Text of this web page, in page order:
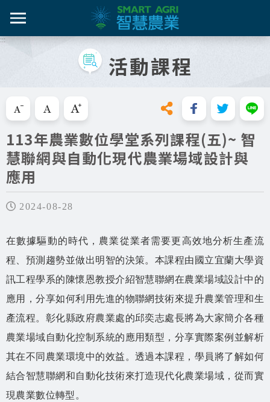
:::
活動課程
113年農業數位學堂系列課程(五)~ 智
慧聯網與自動化現代農業場域設計與
應用
2024-08-28
在數據驅動的時代，農業從業者需要更高效地分析生產流
程、預測趨勢並做出明智的決策。本課程由國立宜蘭大學資
訊工程學系的陳懷恩教授介紹智慧聯網在農業場域設計中的
應用，分享如何利用先進的物聯網技術來提升農業管理和生
產流程。彰化縣政府農業處的邱奕志處長將為大家簡介各種
農業場域自動化控制系統的應用類型，分享實際案例並解析
其在不同農業環境中的效益。透過本課程，學員將了解如何
結合智慧聯網和自動化技術來打造現代化農業場域，從而實
現農業數位轉型。
新知與活動
推動實例
影音區
技服專區
技術專區
相關資源
智慧農業生態圈 FB
網站導覽
English
畜禽產業
亮點專輯
十年築
資料集